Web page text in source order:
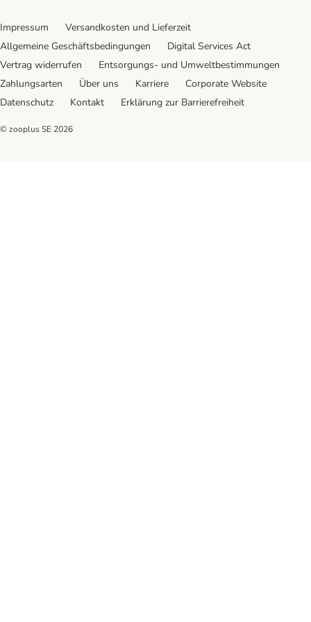
Impressum
Versandkosten und Lieferzeit
Allgemeine Geschäftsbedingungen
Digital Services Act
Vertrag widerrufen
Entsorgungs- und Umweltbestimmungen
Zahlungsarten
Über uns Karriere
Corporate Website
Datenschutz
Kontakt Erklärung zur Barrierefreiheit
© zooplus SE 2026